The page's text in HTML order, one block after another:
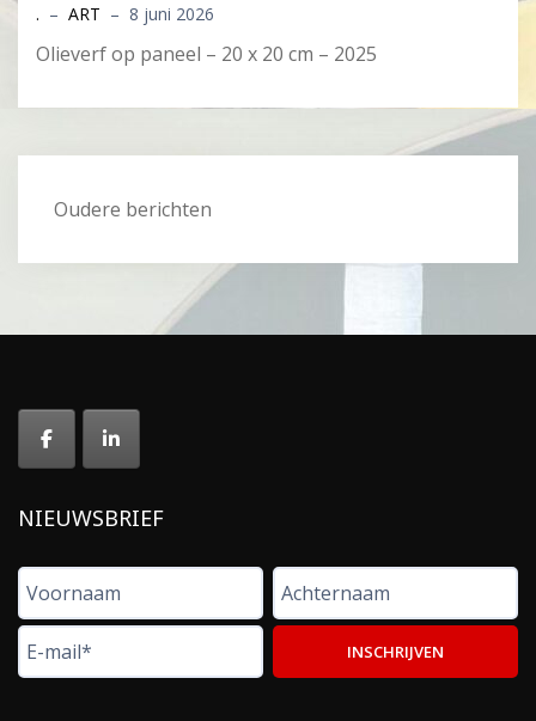
. – ART – 8 juni 2026
Olieverf op paneel – 20 x 20 cm – 2025
Berichtennavigatie
Oudere berichten
NIEUWSBRIEF